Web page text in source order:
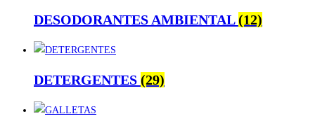
DESODORANTES AMBIENTAL(12)
DETERGENTES (29)